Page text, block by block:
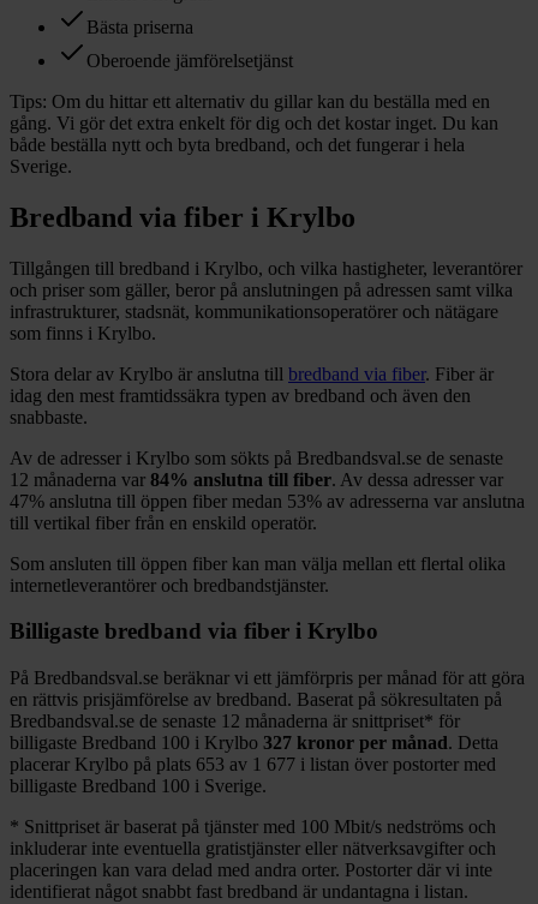
Bästa priserna
Oberoende jämförelsetjänst
Tips: Om du hittar ett alternativ du gillar kan du beställa med en
gång. Vi gör det extra enkelt för dig och det kostar inget. Du kan
både beställa nytt och byta bredband, och det fungerar i hela
Sverige.
Bredband via fiber i Krylbo
Tillgången till bredband i Krylbo, och vilka hastigheter, leverantörer
och priser som gäller, beror på anslutningen på adressen samt vilka
infrastrukturer, stadsnät, kommunikationsoperatörer och nätägare
som finns i Krylbo.
Stora delar av Krylbo är anslutna till bredband via fiber. Fiber är
idag den mest framtidssäkra typen av bredband och även den
snabbaste.
Av de adresser i Krylbo som sökts på Bredbandsval.se de senaste
12 månaderna var 84% anslutna till fiber. Av dessa adresser var
47% anslutna till öppen fiber medan 53% av adresserna var anslutna
till vertikal fiber från en enskild operatör.
Som ansluten till öppen fiber kan man välja mellan ett flertal olika
internetleverantörer och bredbandstjänster.
Billigaste bredband via fiber i Krylbo
På Bredbandsval.se beräknar vi ett jämförpris per månad för att göra
en rättvis prisjämförelse av bredband. Baserat på sökresultaten på
Bredbandsval.se de senaste 12 månaderna är snittpriset* för
billigaste Bredband 100 i Krylbo 327 kronor per månad. Detta
placerar Krylbo på plats 653 av 1 677 i listan över postorter med
billigaste Bredband 100 i Sverige.
* Snittpriset är baserat på tjänster med 100 Mbit/s nedströms och
inkluderar inte eventuella gratistjänster eller nätverksavgifter och
placeringen kan vara delad med andra orter. Postorter där vi inte
identifierat något snabbt fast bredband är undantagna i listan.